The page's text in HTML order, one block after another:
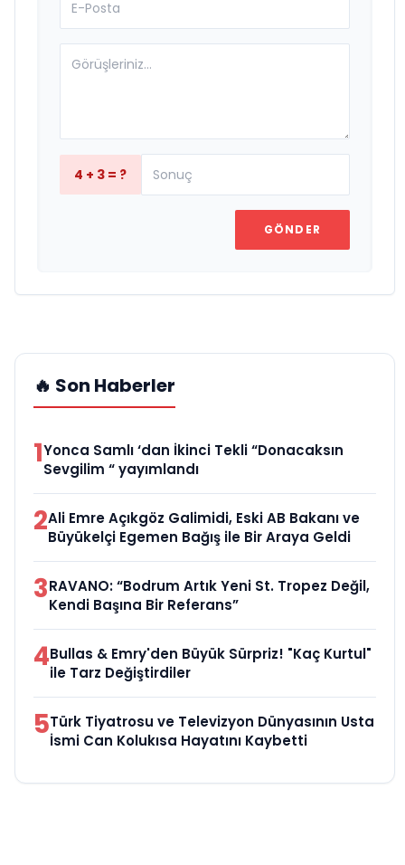
4 + 3 = ?
GÖNDER
🔥 Son Haberler
1Yonca Samlı ‘dan İkinci Tekli “Donacaksın
Sevgilim “ yayımlandı
2Ali Emre Açıkgöz Galimidi, Eski AB Bakanı ve
Büyükelçi Egemen Bağış ile Bir Araya Geldi
3RAVANO: “Bodrum Artık Yeni St. Tropez Değil,
Kendi Başına Bir Referans”
4Bullas & Emry'den Büyük Sürpriz! "Kaç Kurtul"
ile Tarz Değiştirdiler
5Türk Tiyatrosu ve Televizyon Dünyasının Usta
İsmi Can Kolukısa Hayatını Kaybetti